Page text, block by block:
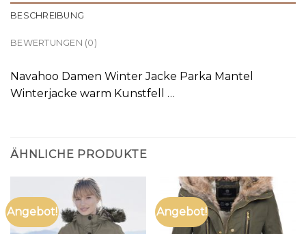
BESCHREIBUNG
BEWERTUNGEN (0)
Navahoo Damen Winter Jacke Parka Mantel
Winterjacke warm Kunstfell …
ÄHNLICHE PRODUKTE
Angebot! Angebot!